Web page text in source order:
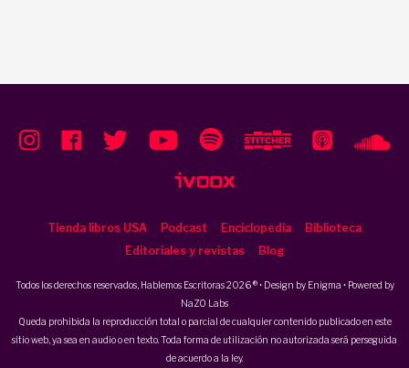
Tienda libros USA Podcast Enciclopedia
Biblioteca
Editoriales y revistas
Blog
Todos los derechos reservados, Hablemos Escritoras 2026 ® • Design by Enigma • Powered by
NaZO Labs
Queda prohibida la reproducción total o parcial de cualquier contenido publicado en este
sitio web, ya sea en audio o en texto. Toda forma de utilización no autorizada será perseguida
de acuerdo a la ley.